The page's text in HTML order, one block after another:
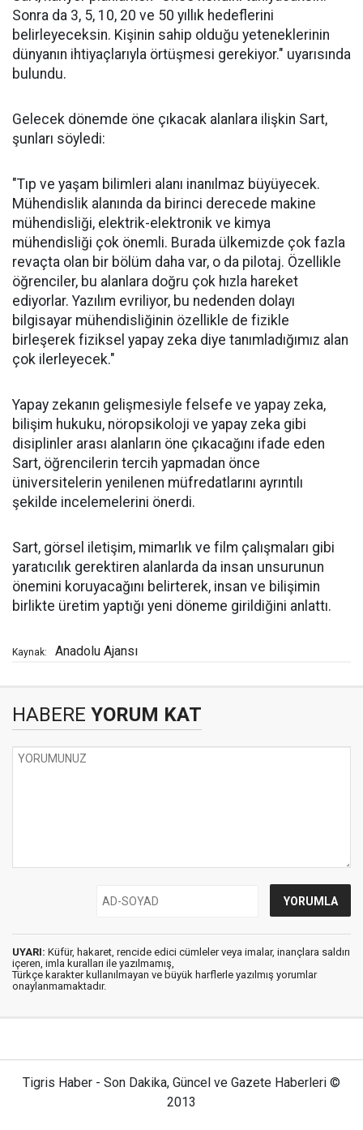
Sonra da 3, 5, 10, 20 ve 50 yıllık hedeflerini
belirleyeceksin. Kişinin sahip olduğu yeteneklerinin
dünyanın ihtiyaçlarıyla örtüşmesi gerekiyor." uyarısında
bulundu.
Gelecek dönemde öne çıkacak alanlara ilişkin Sart,
şunları söyledi:
"Tıp ve yaşam bilimleri alanı inanılmaz büyüyecek.
Mühendislik alanında da birinci derecede makine
mühendisliği, elektrik-elektronik ve kimya
mühendisliği çok önemli. Burada ülkemizde çok fazla
revaçta olan bir bölüm daha var, o da pilotaj. Özellikle
öğrenciler, bu alanlara doğru çok hızla hareket
ediyorlar. Yazılım evriliyor, bu nedenden dolayı
bilgisayar mühendisliğinin özellikle de fizikle
birleşerek fiziksel yapay zeka diye tanımladığımız alan
çok ilerleyecek."
Yapay zekanın gelişmesiyle felsefe ve yapay zeka,
bilişim hukuku, nöropsikoloji ve yapay zeka gibi
disiplinler arası alanların öne çıkacağını ifade eden
Sart, öğrencilerin tercih yapmadan önce
üniversitelerin yenilenen müfredatlarını ayrıntılı
şekilde incelemelerini önerdi.
Sart, görsel iletişim, mimarlık ve film çalışmaları gibi
yaratıcılık gerektiren alanlarda da insan unsurunun
önemini koruyacağını belirterek, insan ve bilişimin
birlikte üretim yaptığı yeni döneme girildiğini anlattı.
Kaynak: Anadolu Ajansı
HABERE YORUM KAT
UYARI: Küfür, hakaret, rencide edici cümleler veya imalar, inançlara saldırı
içeren, imla kuralları ile yazılmamış,
Türkçe karakter kullanılmayan ve büyük harflerle yazılmış yorumlar
onaylanmamaktadır.
Tigris Haber - Son Dakika, Güncel ve Gazete Haberleri ©
2013